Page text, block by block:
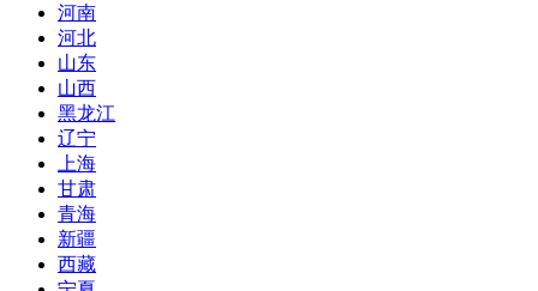
河南
河北
山东
山西
黑龙江
辽宁
上海
甘肃
青海
新疆
西藏